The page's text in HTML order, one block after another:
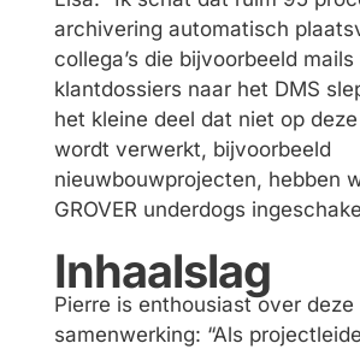
archivering automatisch
collega’s die bijvoorbeeld
klantdossiers naar het DMS
het kleine deel dat niet op
wordt verwerkt, bijvoorbeeld
nieuwbouwprojecten, hebben
GROVER underdogs
Inhaalslag
Pierre is enthousiast over deze
samenwerking: “Als